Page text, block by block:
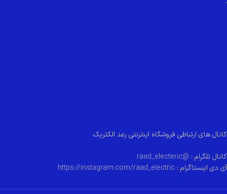
کانال های ارتباطی فروشگاه اینترنتی رعد الکتریک
کانال تلگرام : @raad_electeric
آی دی اینستاگرام : https://instagram.com/raad_electric